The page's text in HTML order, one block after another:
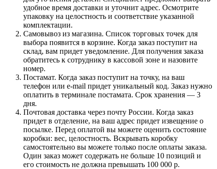
удобное время доставки и уточнит адрес. Осмотрите
упаковку на целостность и соответствие указанной
комплектации.
Самовывоз из магазина. Список торговых точек для
выбора появится в корзине. Когда заказ поступит на
склад, вам придет уведомление. Для получения заказа
обратитесь к сотруднику в кассовой зоне и назовите
номер.
Постамат. Когда заказ поступит на точку, на ваш
телефон или e-mail придет уникальный код. Заказ нужно
оплатить в терминале постамата. Срок хранения — 3
дня.
Почтовая доставка через почту России. Когда заказ
придет в отделение, на ваш адрес придет извещение о
посылке. Перед оплатой вы можете оценить состояние
коробки: вес, целостность. Вскрывать коробку
самостоятельно вы можете только после оплаты заказа.
Один заказ может содержать не больше 10 позиций и
его стоимость не должна превышать 100 000 р.